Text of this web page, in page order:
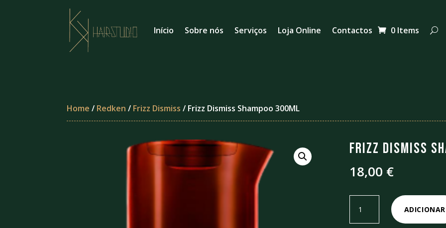
Início Sobre nós Serviços Loja Online Contactos 0 Items
Home / Redken / Frizz Dismiss / Frizz Dismiss Shampoo 300ML
Frizz Dismiss
18,00 €
Quantidade
ADICIONAR